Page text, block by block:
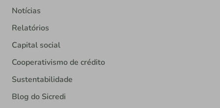
Notícias
Relatórios
Capital social
Cooperativismo de crédito
Sustentabilidade
Blog do Sicredi